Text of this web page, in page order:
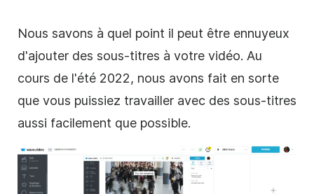
Nous savons à quel point il peut être ennuyeux
d'ajouter des sous-titres à votre vidéo. Au
cours de l'été 2022, nous avons fait en sorte
que vous puissiez travailler avec des sous-titres
aussi facilement que possible.